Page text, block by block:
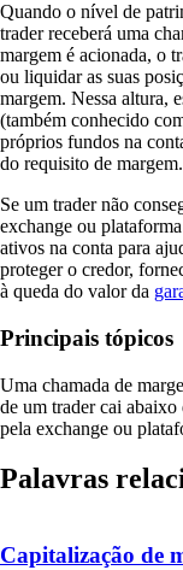
Quando o nível de
trader receberá uma
margem é acionada, o
ou liquidar as suas
margem. Nessa altura,
(também conhecido
próprios fundos na
do requisito de margem.
Se um trader não
exchange ou
ativos na conta para
proteger o credor,
à queda do valor da
Principais tópicos
Uma chamada de
de um trader cai
pela exchange ou
Palavras
Capitalização de